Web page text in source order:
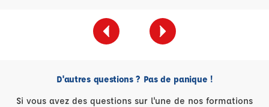
D'autres questions ? Pas de panique !
Si vous avez des questions sur l'une de nos formations